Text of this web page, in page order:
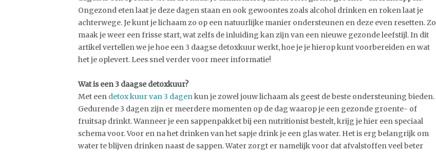
Ongezond eten laat je deze dagen staan en ook gewoontes zoals alcohol drinken en roken laat je
achterwege. Je kunt je lichaam zo op een natuurlijke manier ondersteunen en deze even resetten. Zo
maak je weer een frisse start, wat zelfs de inluiding kan zijn van een nieuwe gezonde leefstijl. In dit
artikel vertellen we je hoe een 3 daagse detoxkuur werkt, hoe je je hierop kunt voorbereiden en wat
het je oplevert. Lees snel verder voor meer informatie!
Wat is een 3 daagse detoxkuur?
Met een detox kuur van 3 dagenkun je zowel jouw lichaam als geest de beste ondersteuning bieden.
Gedurende 3 dagen zijn er meerdere momenten op de dag waarop je een gezonde groente- of
fruitsap drinkt. Wanneer je een sappenpakket bij een nutritionist bestelt, krijg je hier een speciaal
schema voor. Voor en na het drinken van het sapje drink je een glas water. Het is erg belangrijk om
water te blijven drinken naast de sappen. Water zorgt er namelijk voor dat afvalstoffen veel beter